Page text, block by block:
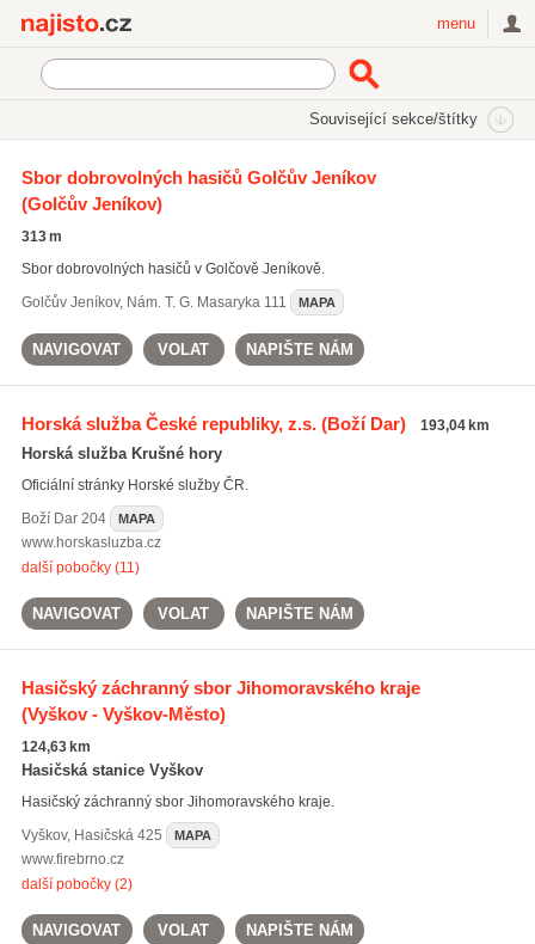
menu
Související sekce/štítky
Dobrovolní hasiči (382)
Hasičské sbory
Všechny související sekce
Sbor dobrovolných hasičů Golčův Jeníkov
(Golčův Jeníkov)
313 m
Sbor dobrovolných hasičů v Golčově Jeníkově.
Golčův Jeníkov, Nám. T. G. Masaryka 111 MAPA
NAVIGOVAT VOLAT NAPIŠTE NÁM
Horská služba České republiky, z.s.(Boží Dar) 193,04 km
Horská služba Krušné hory
Oficiální stránky Horské služby ČR.
Boží Dar204 MAPA
www.horskasluzba.cz
další pobočky (11)
NAVIGOVAT VOLAT NAPIŠTE NÁM
Hasičský záchranný sbor Jihomoravského kraje
(Vyškov - Vyškov-Město)
124,63 km
Hasičská stanice Vyškov
Hasičský záchranný sbor Jihomoravského kraje.
Vyškov, Hasičská 425 MAPA
www.firebrno.cz
další pobočky (2)
NAVIGOVAT VOLAT NAPIŠTE NÁM